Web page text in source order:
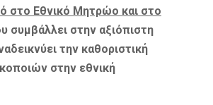
στο Εθνικό Μητρώο και στο
συμβάλλει στην αξιόπιστη
την καθοριστική
στην εθνική